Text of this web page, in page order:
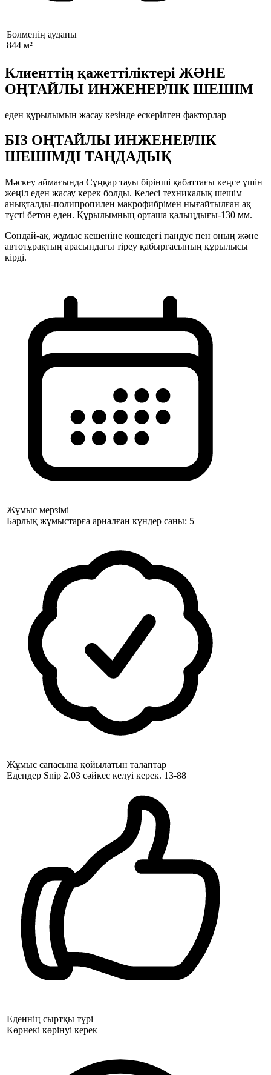
Бөлменің ауданы
844 м²
Клиенттің қажеттіліктері ЖӘНЕ
ОҢТАЙЛЫ ИНЖЕНЕРЛІК ШЕШІМ
еден құрылымын жасау кезінде ескерілген факторлар
БІЗ ОҢТАЙЛЫ ИНЖЕНЕРЛІК
ШЕШІМДІ ТАҢДАДЫҚ
Мәскеу аймағында Сұңқар тауы бірінші қабаттағы кеңсе үшін
жеңіл еден жасау керек болды. Келесі техникалық шешім
анықталды-полипропилен макрофибрімен нығайтылған ақ
түсті бетон еден. Құрылымның орташа қалыңдығы-130 мм.
Сондай-ақ, жұмыс кешеніне көшедегі пандус пен оның және
автотұрақтың арасындағы тіреу қабырғасының құрылысы
кірді.
Жұмыс мерзімі
Барлық жұмыстарға арналған күндер саны: 5
Жұмыс сапасына қойылатын талаптар
Едендер Snip 2.03 сәйкес келуі керек. 13-88
Еденнің сыртқы түрі
Көрнекі көрінуі керек